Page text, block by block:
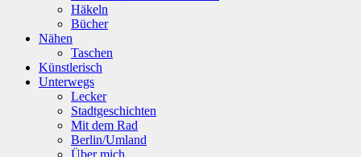
Häkeln
Bücher
Nähen
Taschen
Künstlerisch
Unterwegs
Lecker
Stadtgeschichten
Mit dem Rad
Berlin/Umland
Über mich